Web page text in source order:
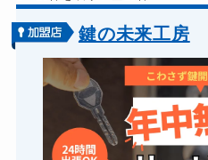
鍵の未来工房